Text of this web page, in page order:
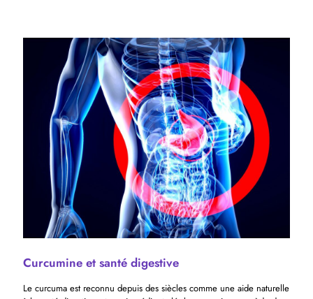
Curcumine et santé digestive
Le curcuma est reconnu depuis des siècles comme une aide naturelle